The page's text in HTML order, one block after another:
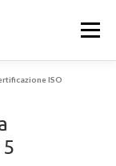
Menu
ISO